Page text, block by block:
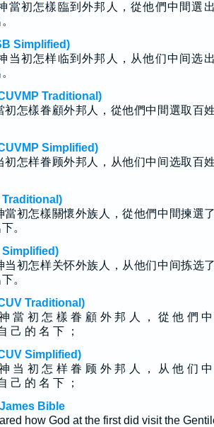
當初怎樣臨到外邦人，從他們中間選
Simplified)
当初怎样临到外邦人，从他们中间选
Traditional)
初怎樣眷顧外邦人，從他們中間選取百
Simplified)
初怎样眷顾外邦人，从他们中间选取百
Traditional)
初怎樣關懷外族人，從他們中間揀選
。
Simplified)
初怎样关怀外族人，从他们中间拣选
。
Traditional)
當 初 怎 樣 眷 顧 外 邦 人 ， 從 他 們 中
己 的 名 下 ；
Simplified)
当 初 怎 样 眷 顾 外 邦 人 ， 从 他 们 中
己 的 名 下 ；
Bible
how God at the first did visit the